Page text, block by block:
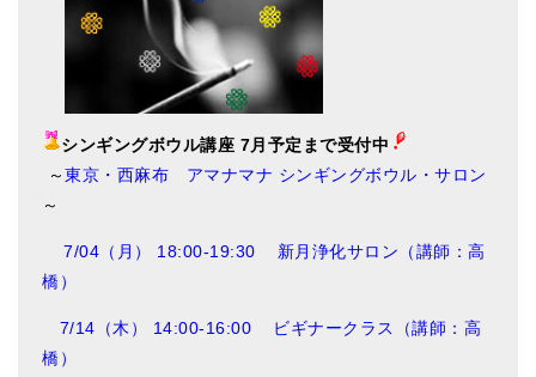
シンギングボウル講座 7月予定まで受付中
～東京・西麻布 アマナマナ シンギングボウル・サロン
～
7/04（月） 18:00-19:30 新月浄化サロン（講師：高
橋）
7/14（木） 14:00-16:00 ビギナークラス（講師：高
橋）